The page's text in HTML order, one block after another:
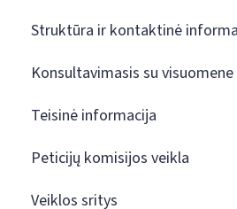
Struktūra ir kontaktinė
Konsultavimasis su visuomene
Teisinė informacija
Peticijų komisijos veikla
Veiklos sritys